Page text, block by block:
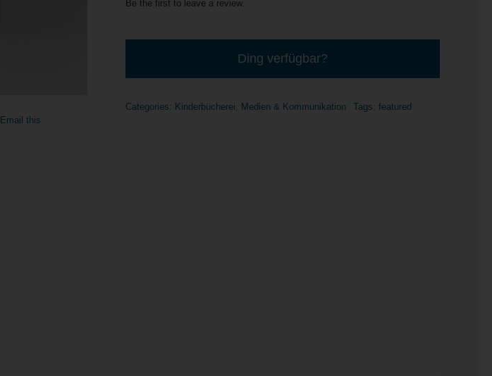
Email this
Be the first to leave a review.
Ding verfügbar?
Categories: Kinderbücherei Medien & Kommunikation Tags: featured